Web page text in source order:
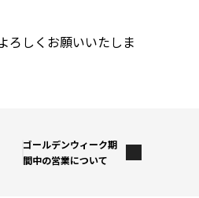
ろしくお願いいたしま
ゴールデンウィーク期
間中の営業について